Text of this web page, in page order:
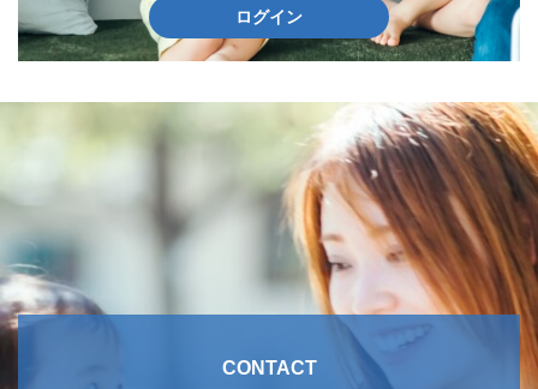
ログイン
CONTACT